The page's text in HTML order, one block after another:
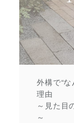
外構で“
理由
～見た目
～